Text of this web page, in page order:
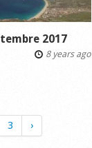
2017
8 years ago
3 ›